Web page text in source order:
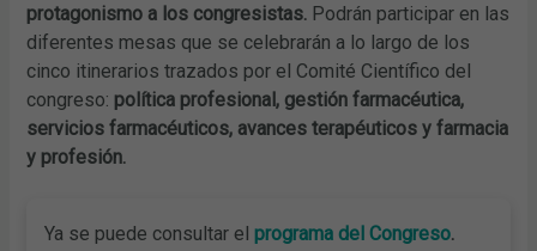
protagonismo a los congresistas. Podrán participar en las
diferentes mesas que se celebrarán a lo largo de los
cinco itinerarios trazados por el Comité Científico del
congreso: política profesional, gestión farmacéutica,
servicios farmacéuticos, avances terapéuticos y farmacia
y profesión.
Ya se puede consultar elprograma del Congreso.